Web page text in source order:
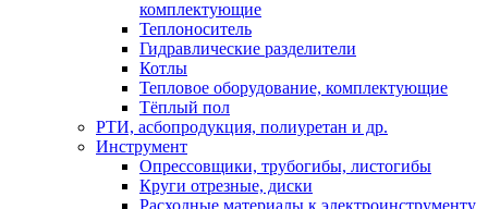
комплектующие
Теплоноситель
Гидравлические разделители
Котлы
Тепловое оборудование, комплектующие
Тёплый пол
РТИ, асбопродукция, полиуретан и др.
Инструмент
Опрессовщики, трубогибы, листогибы
Круги отрезные, диски
Расходные материалы к электроинструменту